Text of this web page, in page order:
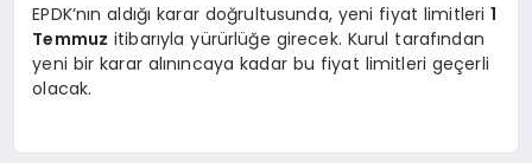
EPDK’nın aldığı karar doğrultusunda, yeni fiyat limitleri1
Temmuz itibarıyla yürürlüğe girecek. Kurul tarafından
yeni bir karar alınıncaya kadar bu fiyat limitleri geçerli
olacak.